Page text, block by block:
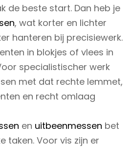
de beste start. Dan heb je
, wat korter en lichter
hanteren bij precisiewerk.
in blokjes of vlees in
specialistischer werk
met dat rechte lemmet,
en recht omlaag
en uitbeenmessen bet
taken. Voor vis zijn er